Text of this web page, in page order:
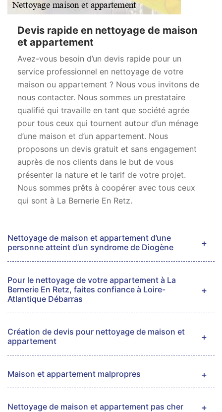
Devis rapide en nettoyage de maison
et appartement
Avez-vous besoin d’un devis rapide pour un
service professionnel en nettoyage de votre
maison ou appartement ? Nous vous invitons de
nous contacter. Nous sommes un prestataire
qualifié qui travaille en tant que société agrée
pour tous ceux qui tournent autour d’un ménage
d’une maison et d’un appartement. Nous
proposons un devis gratuit et sans engagement
auprès de nos clients dans le but de vous
présenter la nature et le tarif de votre projet.
Nous sommes prêts à coopérer avec tous ceux
qui sont à La Bernerie En Retz.
Nettoyage de maison et appartement d’une
personne atteint d’un syndrome de Diogène
Pour le nettoyage de votre appartement à La
Bernerie En Retz, faites confiance à Loire-
Atlantique Débarras
Création de devis pour nettoyage de maison et
appartement
Maison et appartement malpropres
Nettoyage de maison et appartement pas cher